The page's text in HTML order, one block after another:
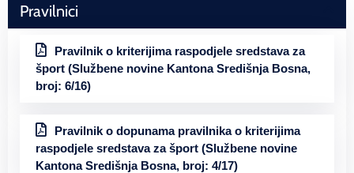
Pravilnici
Pravilnik o kriterijima raspodjele sredstava za
šport (Službene novine Kantona Središnja Bosna,
broj: 6/16)
Pravilnik o dopunama pravilnika o kriterijima
raspodjele sredstava za šport (Službene novine
Kantona Središnja Bosna, broj: 4/17)